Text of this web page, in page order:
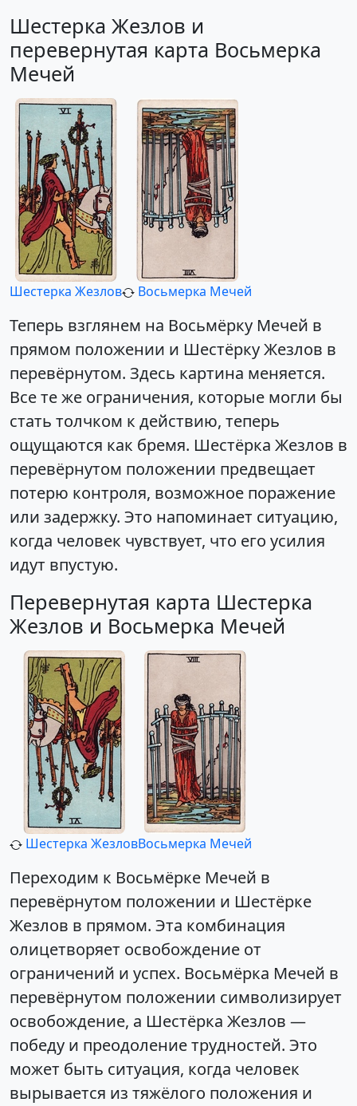
Шестерка Жезлов и
перевернутая карта Восьмерка
Мечей
Шестерка Жезлов Восьмерка Мечей
Теперь взглянем на Восьмёрку Мечей в
прямом положении и Шестёрку Жезлов в
перевёрнутом. Здесь картина меняется.
Все те же ограничения, которые могли бы
стать толчком к действию, теперь
ощущаются как бремя. Шестёрка Жезлов в
перевёрнутом положении предвещает
потерю контроля, возможное поражение
или задержку. Это напоминает ситуацию,
когда человек чувствует, что его усилия
идут впустую.
Перевернутая карта Шестерка
Жезлов и Восьмерка Мечей
Шестерка ЖезловВосьмерка Мечей
Переходим к Восьмёрке Мечей в
перевёрнутом положении и Шестёрке
Жезлов в прямом. Эта комбинация
олицетворяет освобождение от
ограничений и успех. Восьмёрка Мечей в
перевёрнутом положении символизирует
освобождение, а Шестёрка Жезлов —
победу и преодоление трудностей. Это
может быть ситуация, когда человек
вырывается из тяжёлого положения и